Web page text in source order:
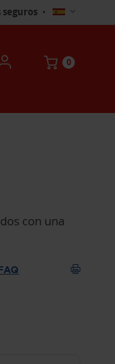
seguros •
Seleccionar
tienda
0
con una